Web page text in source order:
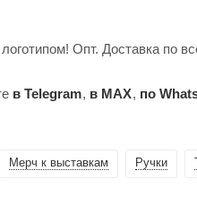
Опт. Доставка по
в Telegram, в MAX, по
Мерч к выставкам Ручки